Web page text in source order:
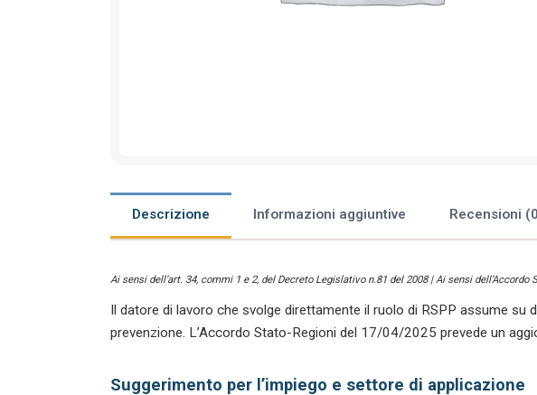
Descrizione Informazioni aggiuntive Recensioni
Ai sensi dell’art. 34, commi 1 e 2, del Decreto Legislativo n.81 del 2008 | Ai sensi dell’Accordo
Il datore di lavoro che svolge direttamente il ruolo di RSPP assume su
prevenzione. L’Accordo Stato-Regioni del 17/04/2025 prevede un
Suggerimento per l’impiego e settore di applicazione